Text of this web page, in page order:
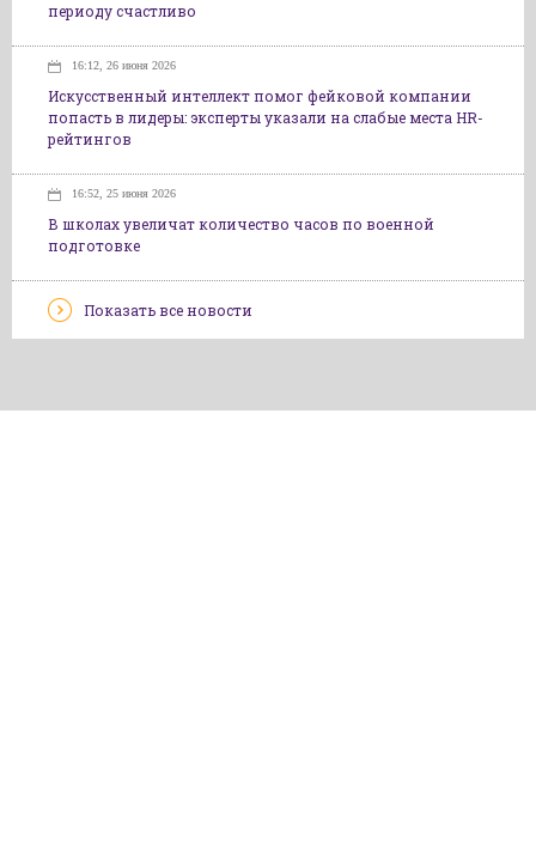
периоду счастливо
16:12, 26 июня 2026
Искусственный интеллект помог фейковой компании
попасть в лидеры: эксперты указали на слабые места HR-
рейтингов
16:52, 25 июня 2026
В школах увеличат количество часов по военной
подготовке
Показать все новости